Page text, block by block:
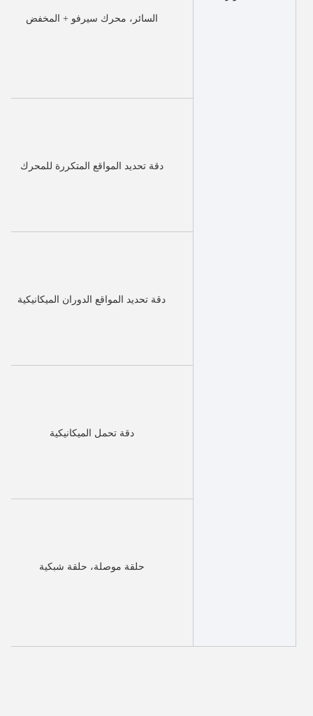
السائر، محرك سيرفو + المخفض
دقة تحديد المواقع المتكررة للمحرك
دقة تحديد المواقع الدوران الميكانيكية
دقة تحمل الميكانيكية
حلقة موصلة، حلقة شبكية